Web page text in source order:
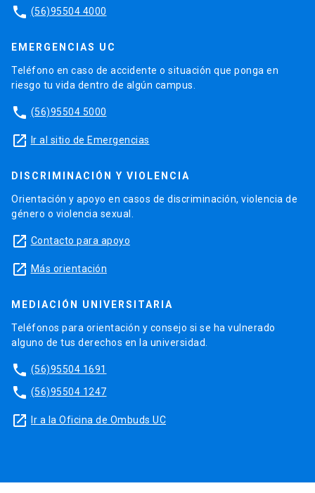
phone (56)95504 4000
EMERGENCIAS UC
Teléfono en caso de accidente o situación que ponga en
riesgo tu vida dentro de algún campus.
phone (56)95504 5000
launch Ir al sitio de Emergencias
DISCRIMINACIÓN Y VIOLENCIA
Orientación y apoyo en casos de discriminación, violencia de
género o violencia sexual.
launch Contacto para apoyo
launch Más orientación
MEDIACIÓN UNIVERSITARIA
Teléfonos para orientación y consejo si se ha vulnerado
alguno de tus derechos en la universidad.
phone (56)95504 1691
phone (56)95504 1247
launch Ir a la Oficina de Ombuds UC